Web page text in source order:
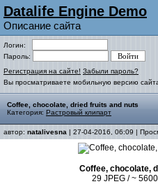
Datalife Engine Demo
Описание сайта
Логин:
Пароль:
Регистрация на сайте! Забыли пароль?
Вы просматриваете мобильную версию
Coffee, chocolate, dried fruits and nuts
Категория: Растровый клипарт
автор: natalivesna | 27-04-2016, 06:09 |
Coffee, chocolate,
29 JPEG / ~